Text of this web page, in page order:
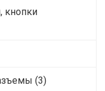
кнопки
(3)